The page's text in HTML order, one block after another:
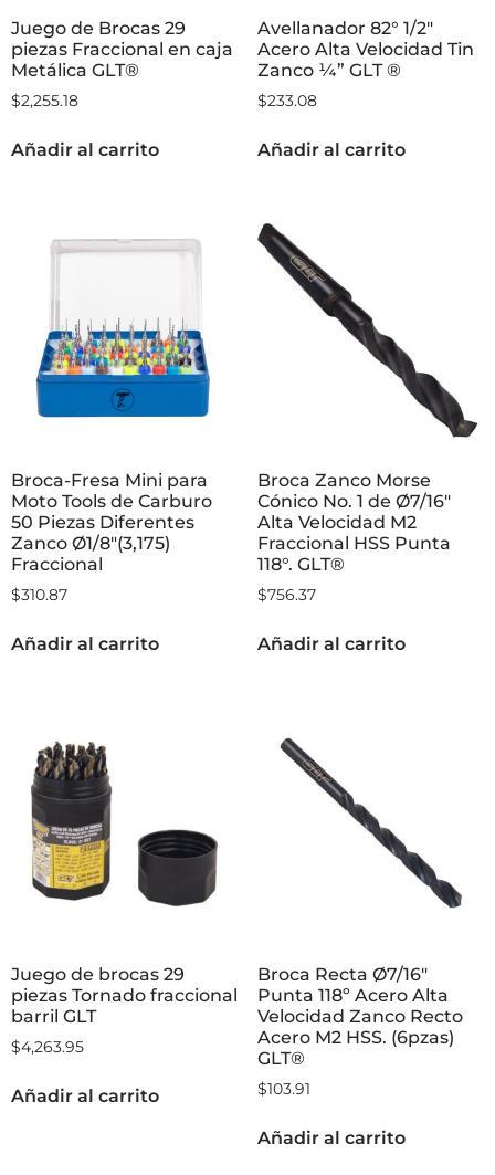
Juego de Brocas 29
piezas Fraccional en caja
Metálica GLT®
$2,255.18
Añadir al carrito
Avellanador 82° 1/2″
Acero Alta Velocidad Tin
Zanco ¼” GLT ®
$233.08
Añadir al carrito
Broca-Fresa Mini para
Moto Tools de Carburo
50 Piezas Diferentes
Zanco Ø1/8″(3,175)
Fraccional
$310.87
Añadir al carrito
Broca Zanco Morse
Cónico No. 1 de Ø7/16″
Alta Velocidad M2
Fraccional HSS Punta
118°. GLT®
$756.37
Añadir al carrito
Juego de brocas 29
piezas Tornado fraccional
barril GLT
$4,263.95
Añadir al carrito
Broca Recta Ø7/16″
Punta 118º Acero Alta
Velocidad Zanco Recto
Acero M2 HSS. (6pzas)
GLT®
$103.91
Añadir al carrito